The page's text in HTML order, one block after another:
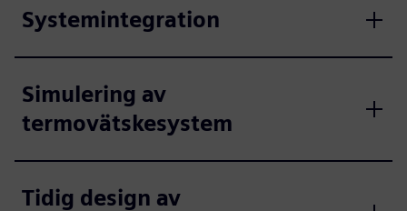
Systemintegration
Simulering av
termovätskesystem
Tidig design av